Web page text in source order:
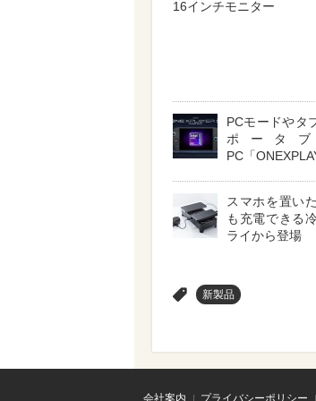
16インチモニター
PCモードやタ
ポータ
PC「
スマホを置い
も充電できる
ライから登場
新製品
会社案内 プライバシーポリシー